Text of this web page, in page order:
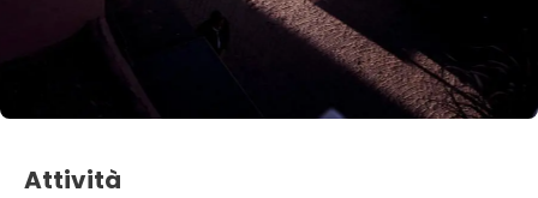
Attività